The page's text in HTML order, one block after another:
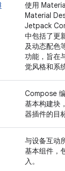
使用
Material
Jetpack
中包括了更
及动态配色
功能，旨在
觉风格和系
Compose
基本构建块
器插件的目
与设备互动
基本组件，
入。